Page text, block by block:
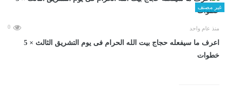
غير مصنف
منذ عام واحد 0
اعرف ما سيفعله حجاج بيت الله الحرام فى يوم التشريق الثالث × 5
خطوات